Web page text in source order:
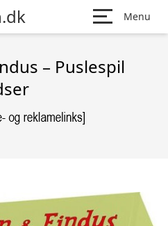
Menu
– Puslespil